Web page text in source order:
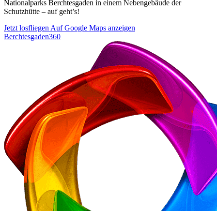
Nationalparks Berchtesgaden in einem Nebengebäude der
Schutzhütte – auf geht’s!
Jetzt losfliegen Auf Google Maps anzeigen
Berchtesgaden360